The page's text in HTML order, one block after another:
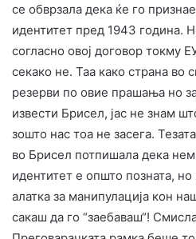
се обврзала дека ќе го
идентитет пред 1943 година.
согласно овој договор токму
секако не. Таа како страна во
резерви по овие прашања но
извести Брисел, јас не знам
зошто нас тоа не засега.
во Брисел потпишала дека
идентитет е општо позната,
алатка за манипулација кон
сакаш да го “заебаваш“!